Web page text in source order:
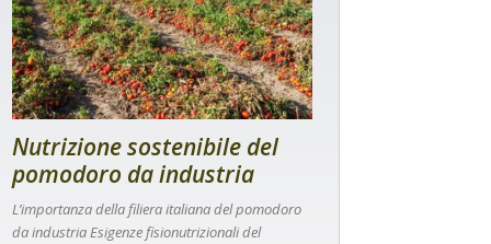
Nutrizione sostenibile del
pomodoro da industria
L’importanza della filiera italiana del pomodoro
da industria Esigenze fisionutrizionali del